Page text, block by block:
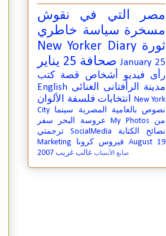
نقوش
مصر التي في
خاطري سياسة مسخرة
New Yorker Diary ثورة
25 يناير صحافة January 25
كتب
قصة أشخاص فيديو
رأى
English الرأفتانى الغنائى
مدينة
الألوان
فلسفة انتخابات
New York
City سينما
نصوص بالعامية المصرية
سفر
عروسة البحر My Photos
من
ترجمتي
SocialMedia
نصائح الكتابة
Marketing
فيروس كرونا August 19
2007 غالب غريب صانع الأنساب